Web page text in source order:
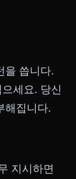
을 씁니다.
세요. 당신
해집니다.
지시하면